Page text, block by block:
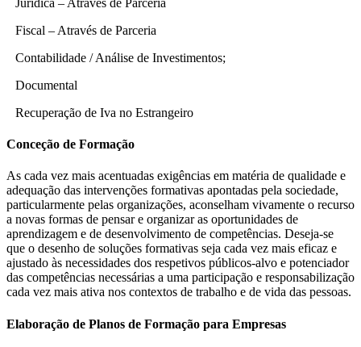
Fiscal – Através de Parceria
Contabilidade / Análise de Investimentos;
Documental
Recuperação de Iva no Estrangeiro
Conceção de Formação
As cada vez mais acentuadas exigências em matéria de qualidade e
adequação das intervenções formativas apontadas pela sociedade,
particularmente pelas organizações, aconselham vivamente o recurso
a novas formas de pensar e organizar as oportunidades de
aprendizagem e de desenvolvimento de competências. Deseja-se
que o desenho de soluções formativas seja cada vez mais eficaz e
ajustado às necessidades dos respetivos públicos-alvo e potenciador
das competências necessárias a uma participação e responsabilização
cada vez mais ativa nos contextos de trabalho e de vida das pessoas.
Elaboração de Planos de Formação para Empresas